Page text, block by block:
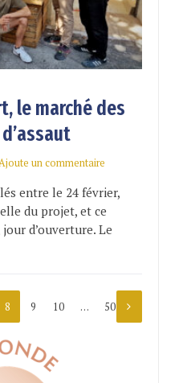
le marché des
un commentaire
entre le 24 février,
du projet, et ce
d’ouverture. Le
8 9 10 … 50